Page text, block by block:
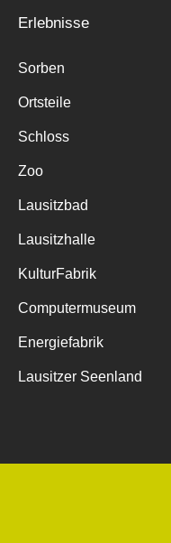
Erlebnisse
Sorben
Ortsteile
Schloss
Zoo
Lausitzbad
Lausitzhalle
KulturFabrik
Computermuseum
Energiefabrik
Lausitzer Seenland